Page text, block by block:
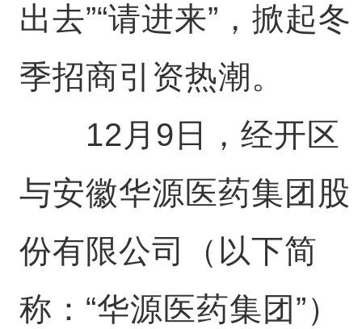
出去”“请进来”，掀起冬
季招商引资热潮。
12月9日，经开区
与安徽华源医药集团股
份有限公司（以下简
称：“华源医药集团”）